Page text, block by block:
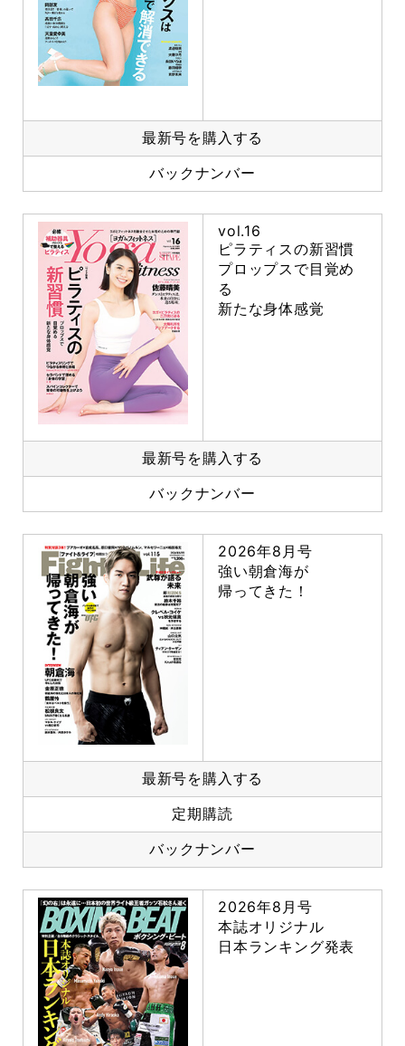
最新号を購入する
バックナンバー
vol.16
ピラティスの新習慣
プロップスで目覚め
る
新たな身体感覚
最新号を購入する
バックナンバー
2026年8月号
強い朝倉海が
帰ってきた！
最新号を購入する
定期購読
バックナンバー
2026年8月号
本誌オリジナル
日本ランキング発表